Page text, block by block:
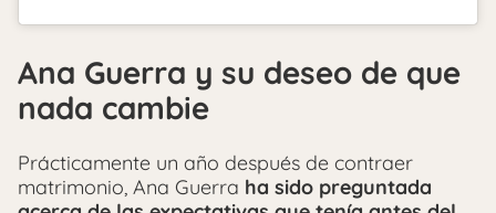
Ana Guerra y su deseo de que
nada cambie
Prácticamente un año después de contraer
matrimonio, Ana Guerra ha sido preguntada